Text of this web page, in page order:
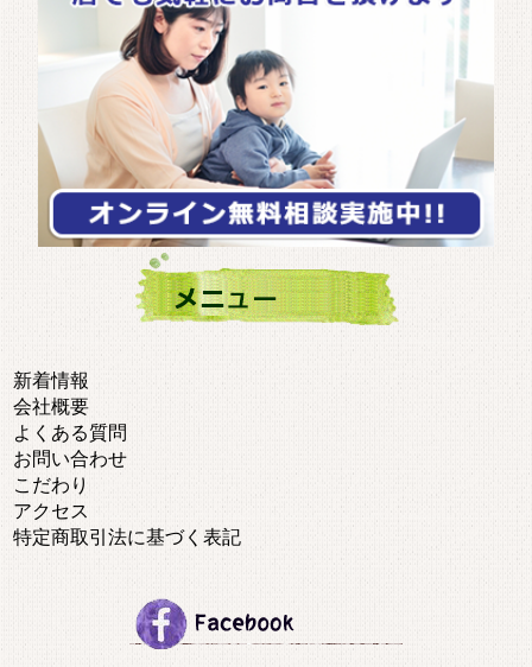
新着情報
会社概要
よくある質問
お問い合わせ
こだわり
アクセス
特定商取引法に基づく表記